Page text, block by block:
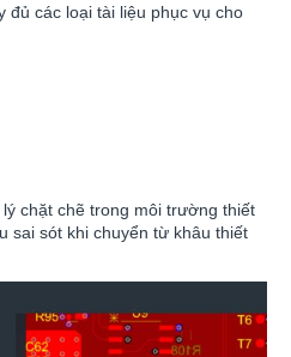
đủ các loại tài liệu phục vụ cho
chặt chẽ trong môi trường thiết
sai sót khi chuyển từ khâu thiết